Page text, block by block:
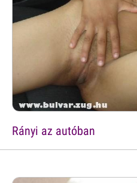
Rányi az autóban